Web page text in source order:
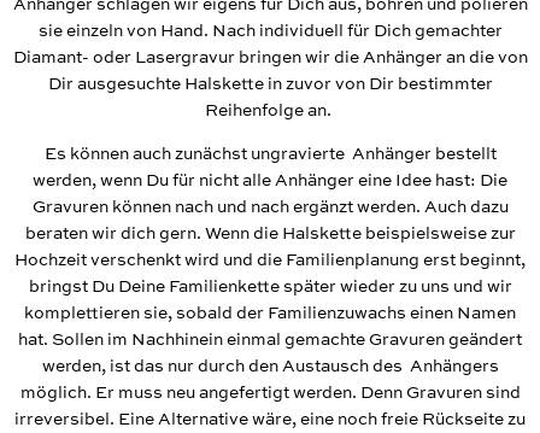
sie einzeln von Hand. Nach individuell für Dich gemachter
Diamant- oder Lasergravur bringen wir die Anhänger an die von
Dir ausgesuchte Halskette in zuvor von Dir bestimmter
Reihenfolge an.
Es können auch zunächst ungravierte Anhänger bestellt
werden, wenn Du für nicht alle Anhänger eine Idee hast: Die
Gravuren können nach und nach ergänzt werden. Auch dazu
beraten wir dich gern. Wenn die Halskette beispielsweise zur
Hochzeit verschenkt wird und die Familienplanung erst beginnt,
bringst Du Deine Familienkette später wieder zu uns und wir
komplettieren sie, sobald der Familienzuwachs einen Namen
hat. Sollen im Nachhinein einmal gemachte Gravuren geändert
werden, ist das nur durch den Austausch des Anhängers
möglich. Er muss neu angefertigt werden. Denn Gravuren sind
irreversibel. Eine Alternative wäre, eine noch freie Rückseite zu